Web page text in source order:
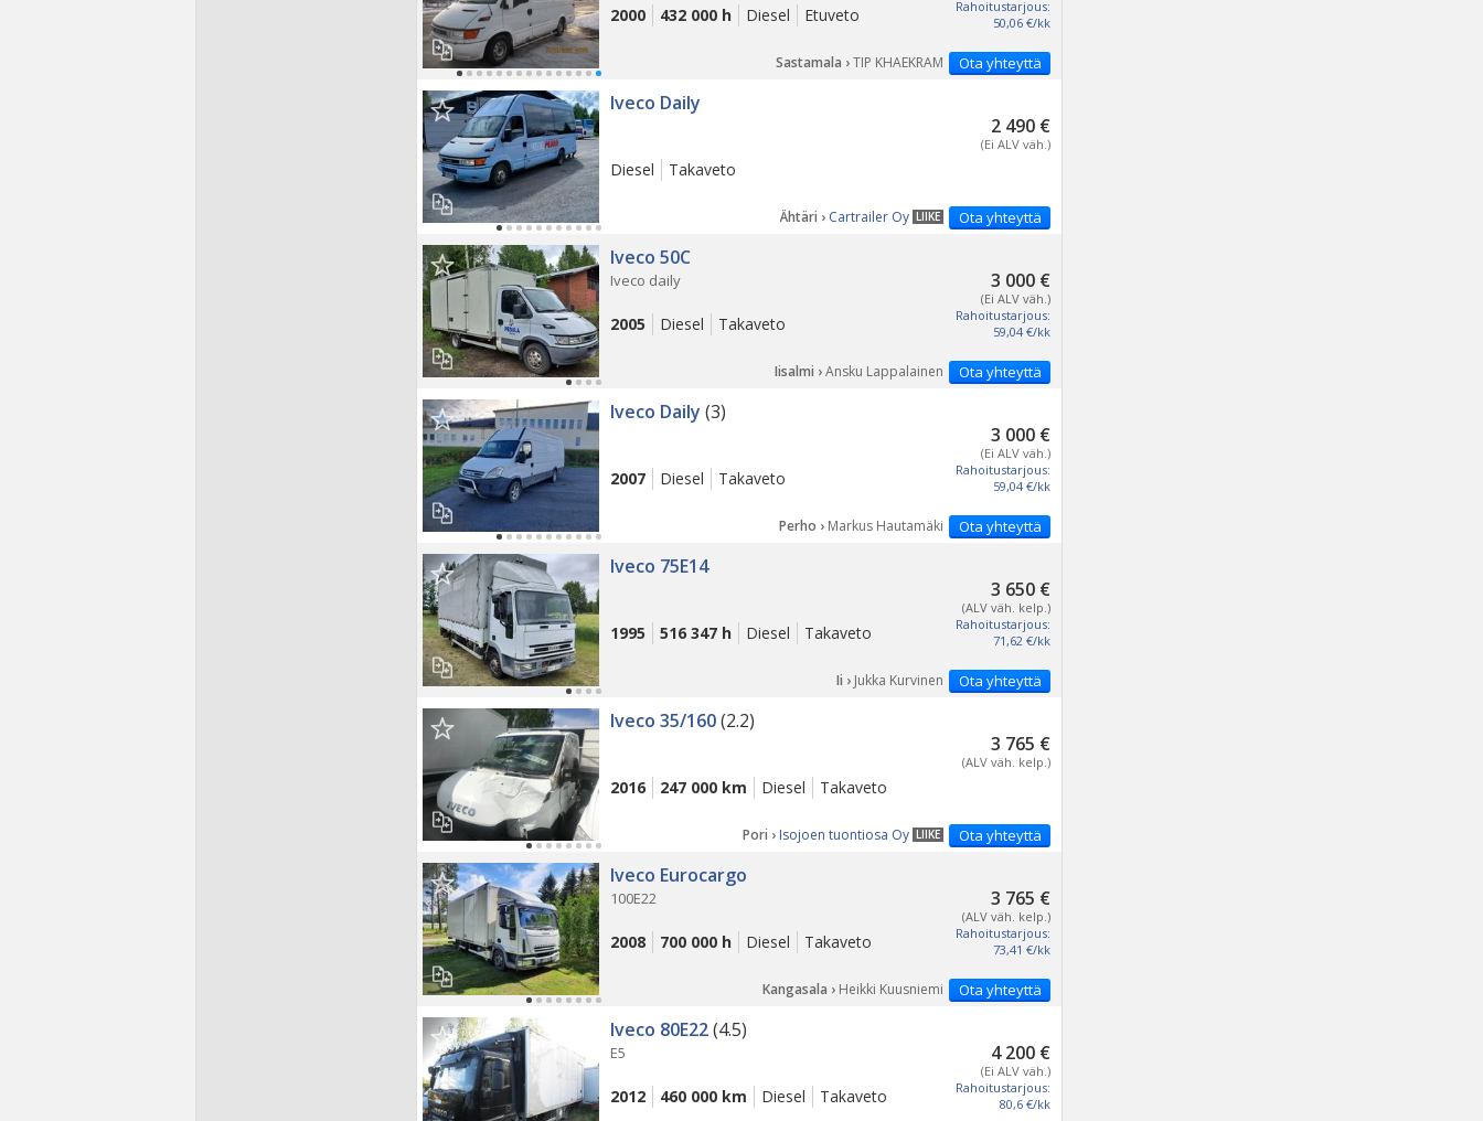
Rahoitustarjous:
50,06 €/kk
2000 432 000 h Diesel Etuveto
Ota yhteyttä
Sastamala ›TIP KHAEKRAM
Iveco Daily
2 490 €
(Ei ALV väh.)
Diesel Takaveto
Ota yhteyttä
LIIKE
Ähtäri › Cartrailer Oy
Iveco 50C
3 000 €
(Ei ALV väh.)
Rahoitustarjous:
59,04 €/kk
Iveco daily
2005 Diesel Takaveto
Ota yhteyttä
Iisalmi ›Ansku Lappalainen
Iveco Daily (3)
3 000 €
(Ei ALV väh.)
Rahoitustarjous:
59,04 €/kk
2007 Diesel Takaveto
Ota yhteyttä
Perho › Markus Hautamäki
Iveco 75E14
3 650 €
(ALV väh. kelp.)
Rahoitustarjous:
71,62 €/kk
1995 516 347 h Diesel Takaveto
Ota yhteyttä
Ii › Jukka Kurvinen
Iveco 35/160(2.2)
3 765 €
(ALV väh. kelp.)
2016 247 000 km Diesel Takaveto
Ota yhteyttä
LIIKE
Pori › Isojoen tuontiosa Oy
Iveco Eurocargo
3 765 €
(ALV väh. kelp.)
Rahoitustarjous:
73,41 €/kk
100E22
2008 700 000 h Diesel Takaveto
Ota yhteyttä
Kangasala › Heikki Kuusniemi
Iveco 80E22(4.5)
4 200 €
(Ei ALV väh.)
Rahoitustarjous:
80,6 €/kk
E5
2012 460 000 km Diesel Takaveto